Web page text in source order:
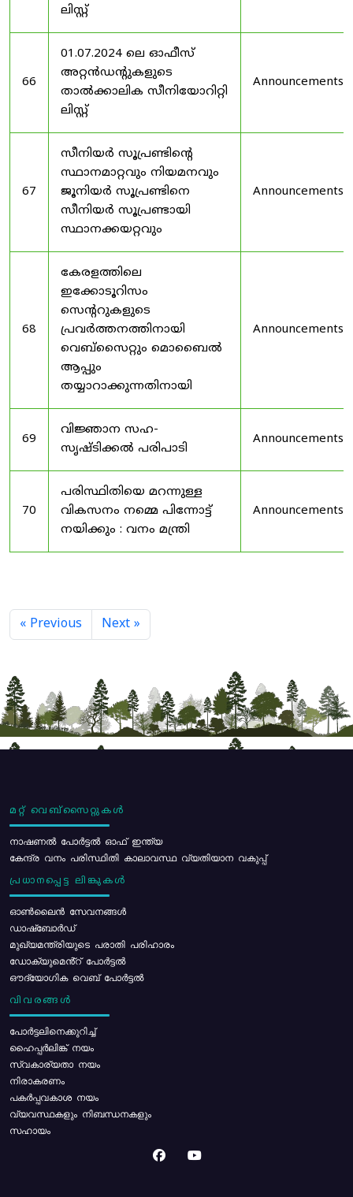
ലിസ്റ്റ്
66
01.07.2024 ലെ ഓഫീസ്
അറ്റൻഡൻ്റുകളുടെ
താൽക്കാലിക സീനിയോറിറ്റി
ലിസ്റ്റ്
Announcements
67
സീനിയർ സൂപ്രണ്ടിൻ്റെ
സ്ഥാനമാറ്റവും നിയമനവും
ജൂനിയർ സൂപ്രണ്ടിനെ
സീനിയർ സൂപ്രണ്ടായി
സ്ഥാനക്കയറ്റവും
Announcements
68
കേരളത്തിലെ
ഇക്കോടൂറിസം
സെന്ററുകളുടെ
പ്രവർത്തനത്തിനായി
വെബ്സൈറ്റും മൊബൈൽ
ആപ്പും
തയ്യാറാക്കുന്നതിനായി
Announcements
69
വിജ്ഞാന സഹ-
സൃഷ്ടിക്കൽ പരിപാടി
Announcements
70
പരിസ്ഥിതിയെ മറന്നുള്ള
വികസനം നമ്മെ പിന്നോട്ട്
നയിക്കും : വനം മന്ത്രി
Announcements
« Previous Next »
മറ്റ് വെബ്സൈറ്റുകൾ
നാഷണൽ പോർട്ടൽ ഓഫ് ഇന്ത്യ
കേന്ദ്ര വനം പരിസ്ഥിതി കാലാവസ്ഥ വ്യതിയാന വകുപ്പ്
പ്രധാനപ്പെട്ട ലിങ്കുകൾ
ഓൺലൈൻ സേവനങ്ങൾ
ഡാഷ്ബോർഡ്
മുഖ്യമന്ത്രിയുടെ പരാതി പരിഹാരം
ഡോക്യുമെൻ്റ് പോർട്ടൽ
ഔദ്യോഗിക വെബ് പോർട്ടൽ
വിവരങ്ങൾ
പോര്‍ട്ടലിനെക്കുറിച്ച്
ഹൈപ്പർലിങ്ക് നയം
സ്വകാര്യതാ നയം
നിരാകരണം
പകർപ്പവകാശ നയം
വ്യവസ്ഥകളും നിബന്ധനകളും
സഹായം